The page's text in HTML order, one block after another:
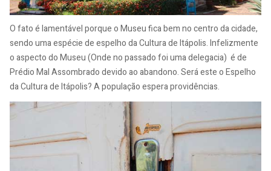
O fato é lamentável porque o Museu fica bem no centro da cidade,
sendo uma espécie de espelho da Cultura de Itápolis. Infelizmente
o aspecto do Museu (Onde no passado foi uma delegacia) é de
Prédio Mal Assombrado devido ao abandono. Será este o Espelho
da Cultura de Itápolis? A população espera providências.